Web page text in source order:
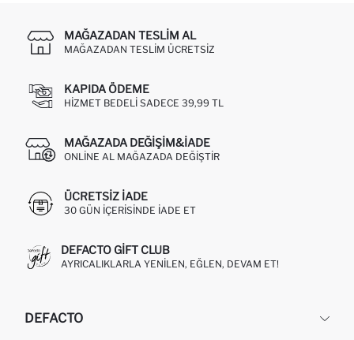
MAĞAZADAN TESLIM AL
MAĞAZADAN TESLIM ÜCRETSIZ
KAPIDA ÖDEME
HIZMET BEDELI SADECE 39,99 TL
MAĞAZADA DEĞIŞIM&İADE
ONLINE AL MAĞAZADA DEĞIŞTIR
ÜCRETSIZ IADE
30 GÜN IÇERISINDE IADE ET
DEFACTO GIFT CLUB
AYRICALIKLARLA YENILEN, EĞLEN, DEVAM ET!
DEFACTO